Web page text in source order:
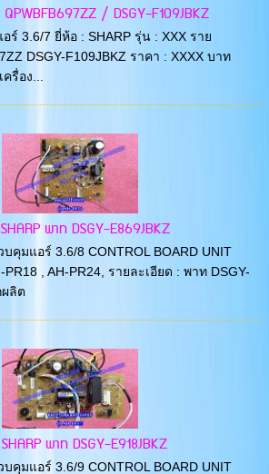
/ DSGY-F109JBKZ
ร์ 3.6/7 ยี่ห้อ : SHARP รุ่น : XXX ราย
DSGY-F109JBKZ ราคา : XXXX บาท
รื่อง...
พาท DSGY-E869JBKZ
คุมแอร์ 3.6/8 CONTROL BOARD UNIT
, AH-PR24, รายละเอียด : พาท DSGY-
ผลิต
พาท DSGY-E918JBKZ
คุมแอร์ 3.6/9 CONTROL BOARD UNIT